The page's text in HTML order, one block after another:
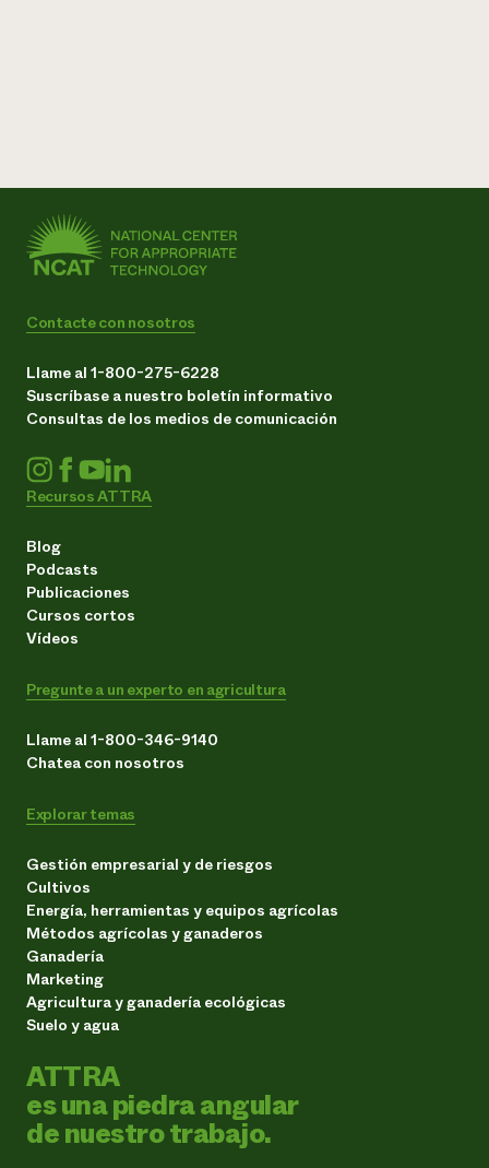
Contacte con nosotros
Llame al 1-800-275-6228
Suscríbase a nuestro boletín informativo
Consultas de los medios de comunicación
Recursos ATTRA
Blog
Podcasts
Publicaciones
Cursos cortos
Vídeos
Pregunte a un experto en agricultura
Llame al 1-800-346-9140
Chatea con nosotros
Explorar temas
Gestión empresarial y de riesgos
Cultivos
Energía, herramientas y equipos agrícolas
Métodos agrícolas y ganaderos
Ganadería
Marketing
Agricultura y ganadería ecológicas
Suelo y agua
ATTRA
es una piedra angular
de nuestro trabajo.